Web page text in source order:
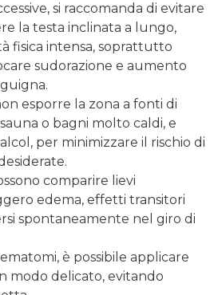
si raccomanda di evitare
la testa inclinata a lungo,
fisica intensa, soprattutto
sudorazione e aumento
esporre la zona a fonti di
o bagni molto caldi, e
per minimizzare il rischio di
comparire lievi
edema, effetti transitori
spontaneamente nel giro di
è possibile applicare
modo delicato, evitando